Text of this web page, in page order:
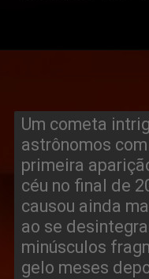
Um cometa
astrônomos
primeira
céu no final de
causou ainda
ao se
minúsculos
gelo meses